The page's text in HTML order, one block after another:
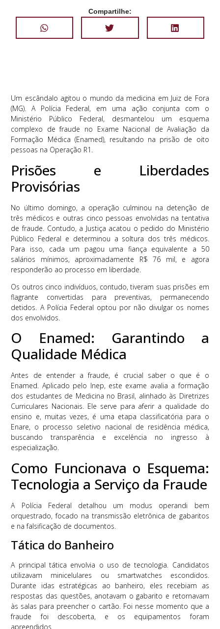
Compartilhe:
Um escândalo agitou o mundo da medicina em Juiz de Fora
(MG). A Polícia Federal, em uma ação conjunta com o
Ministério Público Federal, desmantelou um esquema
complexo de fraude no Exame Nacional de Avaliação da
Formação Médica (Enamed), resultando na prisão de oito
pessoas na Operação R1.
Prisões e Liberdades
Provisórias
No último domingo, a operação culminou na detenção de
três médicos e outras cinco pessoas envolvidas na tentativa
de fraude. Contudo, a Justiça acatou o pedido do Ministério
Público Federal e determinou a soltura dos três médicos.
Para isso, cada um pagou uma fiança equivalente a 50
salários mínimos, aproximadamente R$ 76 mil, e agora
responderão ao processo em liberdade.
Os outros cinco indivíduos, contudo, tiveram suas prisões em
flagrante convertidas para preventivas, permanecendo
detidos. A Polícia Federal optou por não divulgar os nomes
dos envolvidos.
O Enamed: Garantindo a
Qualidade Médica
Antes de entender a fraude, é crucial saber o que é o
Enamed. Aplicado pelo Inep, este exame avalia a formação
dos estudantes de Medicina no Brasil, alinhado às Diretrizes
Curriculares Nacionais. Ele serve para aferir a qualidade do
ensino e, muitas vezes, é uma etapa classificatória para o
Enare, o processo seletivo nacional de residência médica,
buscando transparência e excelência no ingresso à
especialização.
Como Funcionava o Esquema:
Tecnologia a Serviço da Fraude
A Polícia Federal detalhou um modus operandi bem
orquestrado, focado na transmissão eletrônica de gabaritos
e na falsificação de documentos.
Tática do Banheiro
A principal tática envolvia o uso de tecnologia. Candidatos
utilizavam minicelulares ou smartwatches escondidos.
Durante idas estratégicas ao banheiro, eles recebiam as
respostas das questões, anotavam o gabarito e retornavam
às salas para preencher o cartão. Foi nesse momento que a
fraude foi descoberta, e os equipamentos foram
apreendidos.